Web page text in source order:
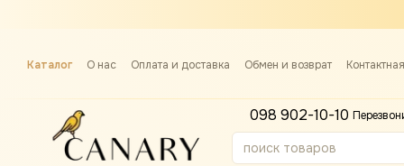
Каталог О нас Оплата и доставка Обмен и возврат
098 902-10-10